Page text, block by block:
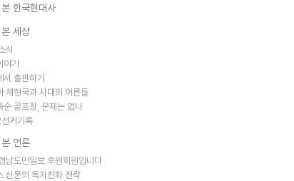
한국현대사
세상
식
야기
서 출판하기
채현국과 시대의 어른들
순 골프장, 문제는 없나
거기록
언론
남도민일보 후원회원입니다
신문의 독자친화 전략